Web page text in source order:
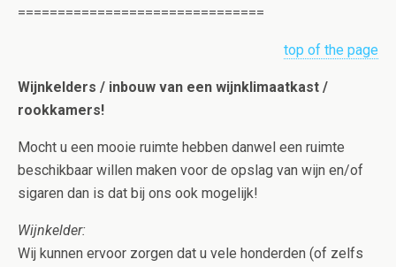
===============================
top of the page
Wijnkelders / inbouw van een wijnklimaatkast /
rookkamers!
Mocht u een mooie ruimte hebben danwel een ruimte
beschikbaar willen maken voor de opslag van wijn en/of
sigaren dan is dat bij ons ook mogelijk!
Wijnkelder:
Wij kunnen ervoor zorgen dat u vele honderden (of zelfs